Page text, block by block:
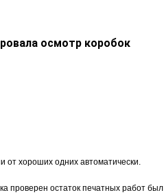
осмотр коробок
от хороших одних автоматически.
проверен остаток печатных работ был